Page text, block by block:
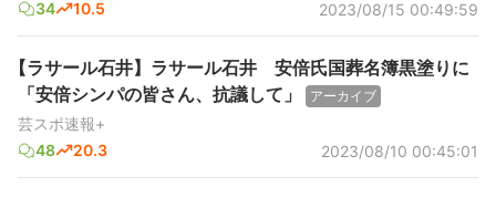
34
10.5 2023/08/15 00:49:59
【ラサール石井】ラサール石井 安倍氏国葬名簿黒塗りに
「安倍シンパの皆さん、抗議して」
アーカイブ
芸スポ速報+
48
20.3 2023/08/10 00:45:01